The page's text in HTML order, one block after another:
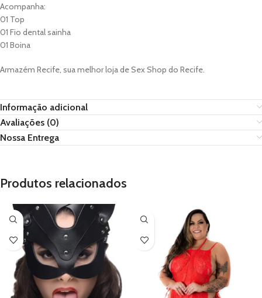
Acompanha:
01 Top
01 Fio dental sainha
01 Boina
Armazém Recife, sua melhor loja de Sex Shop do Recife.
Informação adicional
Avaliações (0)
Nossa Entrega
Produtos relacionados